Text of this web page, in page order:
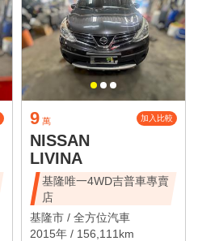
9 萬 加入比較
NISSAN
LIVINA
基隆唯一4WD吉普車專賣
店
基隆市 / 全方位汽車
2015年 / 156,111km